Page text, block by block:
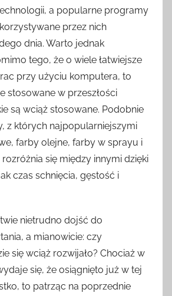
a popularne programy
przez nich
dnia. Warto jednak
tego, że o wiele łatwiejsze
przy użyciu komputera, to
stosowane w przeszłości
są wciąż stosowane. Podobnie
z których najpopularniejszymi
farby olejne, farby w sprayu i
się między innymi dzięki
czas schnięcia, gęstość i
nietrudno dojść do
a mianowicie: czy
się wciąż rozwijało? Chociaż w
się, że osiągnięto już w tej
to patrząc na poprzednie